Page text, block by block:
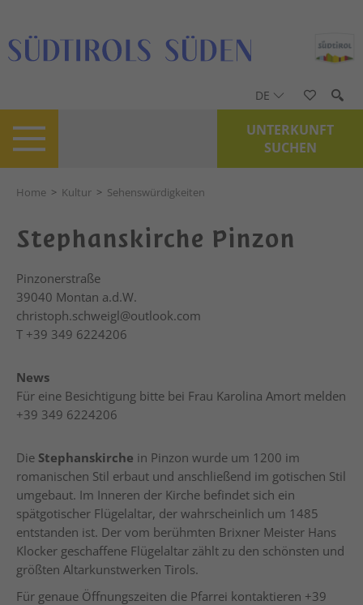
DE
UNTERKUNFT
SUCHEN
Home > Kultur > Sehenswürdigkeiten
Stephanskirche Pinzon
Pinzonerstraße
39040 Montan a.d.W.
christoph.schweigl@outlook.com
T +39 349 6224206
News
Für eine Besichtigung bitte bei Frau Karolina Amort melden
+39 349 6224206
Die Stephanskirche in Pinzon wurde um 1200 im
romanischen Stil erbaut und anschließend im gotischen Stil
umgebaut. Im Inneren der Kirche befindet sich ein
spätgotischer Flügelaltar, der wahrscheinlich um 1485
entstanden ist. Der vom berühmten Brixner Meister Hans
Klocker geschaffene Flügelaltar zählt zu den schönsten und
größten Altarkunstwerken Tirols.
Für genaue Öffnungszeiten die Pfarrei kontaktieren +39